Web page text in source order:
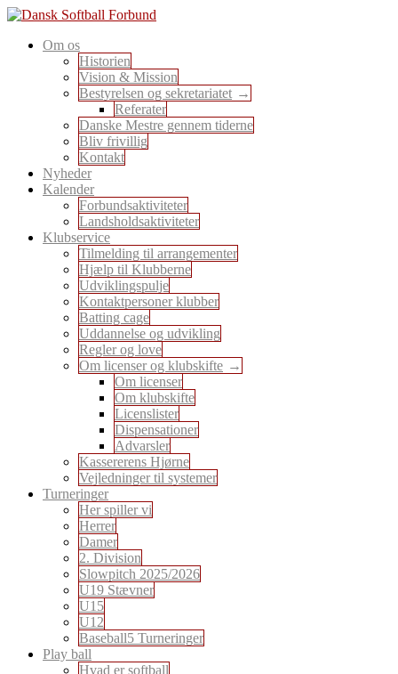
Skip
content
Dansk Softball Forbund
En sport for alle
Om os
Historien
Vision & Mission
Bestyrelsen og sekretariatet
Referater
Danske Mestre gennem tiderne
Bliv frivillig
Kontakt
Nyheder
Kalender
Forbundsaktiviteter
Landsholdsaktiviteter
Klubservice
Tilmelding til arrangementer
Hjælp til Klubberne
Udviklingspulje
Kontaktpersoner klubber
Batting cage
Uddannelse og udvikling
Regler og love
Om licenser og klubskifte
Om licenser
Om klubskifte
Licenslister
Dispensationer
Advarsler
Kassererens Hjørne
Vejledninger til systemer
Turneringer
Her spiller vi
Herrer
Damer
2. Division
Slowpitch 2025/2026
U19 Stævner
U15
U12
Baseball5 Turneringer
Play ball
Hvad er softball